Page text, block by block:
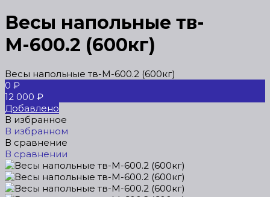
Весы напольные тв-
М-600.2 (600кг)
Весы напольные тв-М-600.2 (600кг)
0 ₽
12 000 ₽
Добавлено
В избранное
В избранном
В сравнение
В сравнении